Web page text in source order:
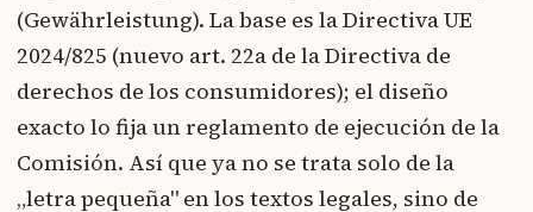
(Gewährleistung). La base es la Directiva UE
2024/825 (nuevo art. 22a de la Directiva de
derechos de los consumidores); el diseño
exacto lo fija un reglamento de ejecución de la
Comisión. Así que ya no se trata solo de la
„letra pequeña" en los textos legales, sino de